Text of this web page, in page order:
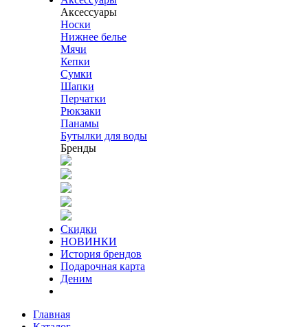
Аксессуары
Носки
Нижнее белье
Мячи
Кепки
Сумки
Шапки
Перчатки
Рюкзаки
Панамы
Бутылки для воды
Бренды
Скидки
НОВИНКИ
История брендов
Подарочная карта
Деним
Главная